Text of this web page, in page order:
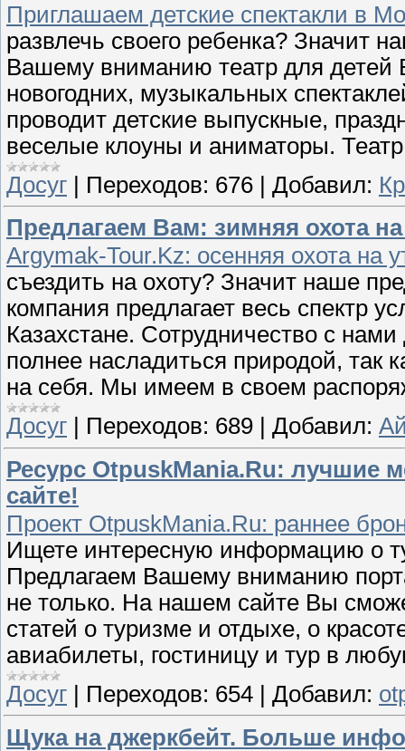
Приглашаем детские спектакли в
развлечь своего ребенка? Значит
Вашему вниманию театр для детей
новогодних, музыкальных
проводит детские выпускные,
веселые клоуны и аниматоры.
Досуг | Переходов: 676 | Добавил:
Предлагаем Вам: зимняя охота
Argymak-Tour.Kz: осенняя охота на
съездить на охоту? Значит наше
компания предлагает весь спектр
Казахстане. Сотрудничество с
полнее насладиться природой, так
на себя. Мы имеем в своем
Досуг
Переходов: 689 Добавил:
Ресурс OtpuskMania.Ru: лучшие
сайте!
Проект OtpuskMania.Ru: раннее
Ищете интересную информацию о
Предлагаем Вашему вниманию
не только. На нашем сайте Вы
статей о туризме и отдыхе, о
авиабилеты, гостиницу и тур в
Досуг
Переходов: 654 Добавил:
Щука на джеркбейт. Больше